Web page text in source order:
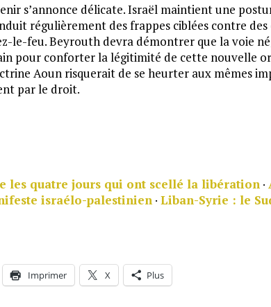
s’annonce délicate. Israël maintient une
régulièrement des frappes ciblées contre des
le-feu. Beyrouth devra démontrer que la voie
pour conforter la légitimité de cette nouvelle
Aoun risquerait de se heurter aux mêmes
par le droit.
les quatre jours qui ont scellé la libération ·
israélo-palestinien · Liban-Syrie : le
Imprimer X Plus